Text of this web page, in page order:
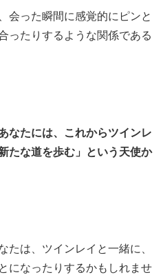
会った瞬間に感覚的にピンと
ったりするような関係である
なたには、これからツインレ
たな道を歩む」という天使か
たは、ツインレイと一緒に、
になったりするかもしれませ